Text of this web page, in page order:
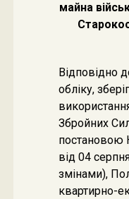
майна
Відповідно
обліку,
Збройних
постановою
від 04
змінами),
квартирно-